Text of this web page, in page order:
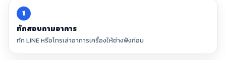
1
ทักสอบถามอาการ
ทัก LINE หรือโทรเล่าอาการเครื่องให้ช่างฟังก่อน